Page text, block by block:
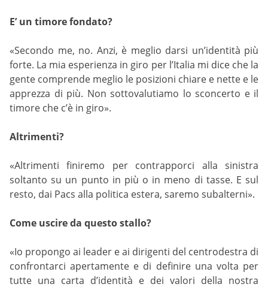
E’ un timore fondato?
«Secondo me, no. Anzi, è meglio darsi un’identità più
forte. La mia esperienza in giro per l’Italia mi dice che la
gente comprende meglio le posizioni chiare e nette e le
apprezza di più. Non sottovalutiamo lo sconcerto e il
timore che c’è in giro».
Altrimenti?
«Altrimenti finiremo per contrapporci alla sinistra
soltanto su un punto in più o in meno di tasse. E sul
resto, dai Pacs alla politica estera, saremo subalterni».
Come uscire da questo stallo?
«Io propongo ai leader e ai dirigenti del centrodestra di
confrontarci apertamente e di definire una volta per
tutte una carta d’identità e dei valori della nostra